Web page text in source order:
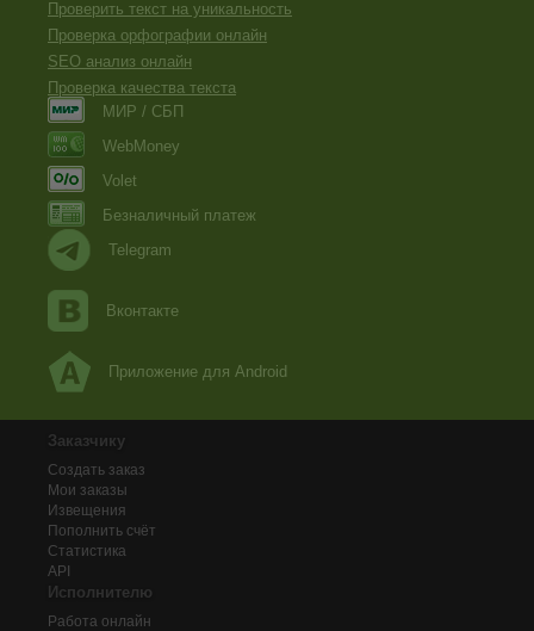
Проверить текст на уникальность
Проверка орфографии онлайн
SEO анализ онлайн
Проверка качества текста
МИР / СБП
WebMoney
Volet
Безналичный платеж
Telegram
Вконтакте
Приложение для Android
Заказчику
Создать заказ
Мои заказы
Извещения
Пополнить счёт
Статистика
API
Исполнителю
Работа онлайн